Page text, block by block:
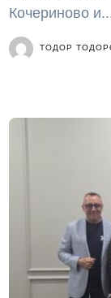
Кочериново
ТОДОР